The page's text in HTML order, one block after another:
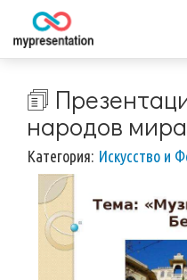
🗊
народов
Категория: Искусство и